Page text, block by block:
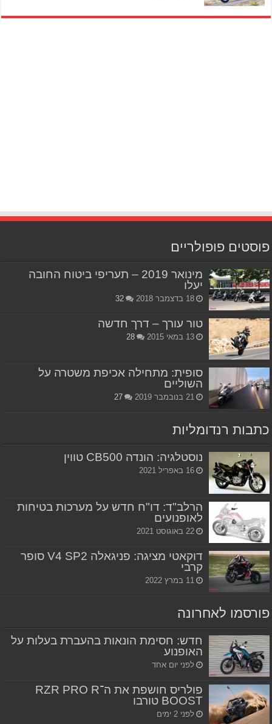
פוסטים פופולריים
מינואר 2019 – תעריפי ביטוח החובה
יעלו
18 בדצמבר 2018 32
טור עורך – דרך חדשה
13 במאי 2015 28
סופית: מתחילה אכיפת משטרה על
השוליים
21 בנובמבר 2019 27
כתבות רנדומליות
נוסטלגיה: הונדה CB500 טווין
16 באפריל 2021
הרלב"ד: דו"ח חדש על מערכות בטיחות
לאופנועים
22 באוגוסט 2021
דוקאטי מציגה: פניגאלה V4 SP2 סופר
קרבי
11 במרץ 2022
פורסמו לאחרונה
חדש: חסימת הונאות בהעברת בעלות על
האופנוע
לפני יום אחד
פולריס חושפת את ה־RZR PRO R
BOOST טורבו
לפני 2 ימים